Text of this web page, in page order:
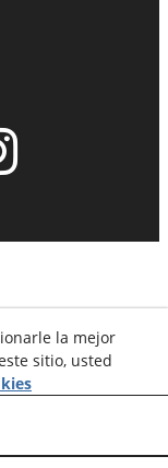
i
la mejor
sitio, usted